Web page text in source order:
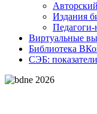
Издания
Виртуальные
Библиотека
СЭБ: